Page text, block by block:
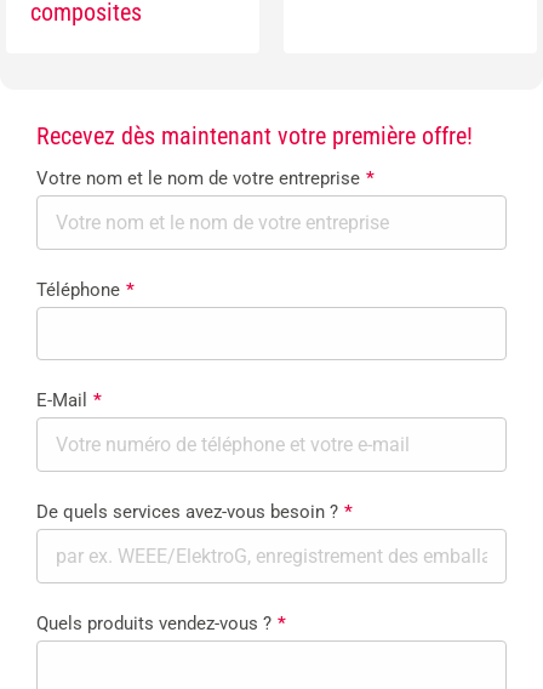
composites
Recevez dès maintenant votre première offre!
Votre nom et le nom de votre entreprise *
Téléphone *
E-Mail *
De quels services avez-vous besoin ? *
Quels produits vendez-vous ? *